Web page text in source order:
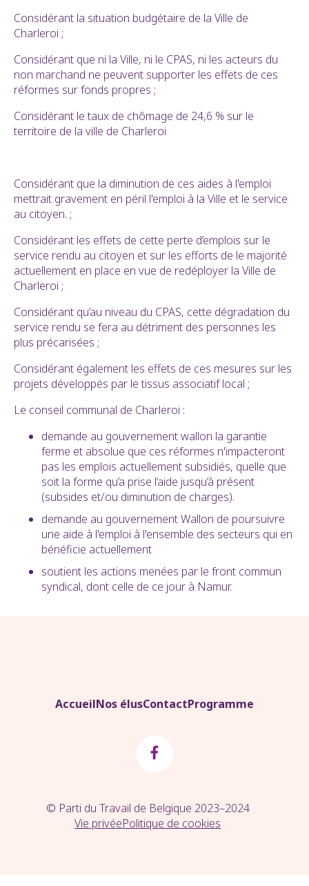
Considérant la situation budgétaire de la Ville de
Charleroi ;
Considérant que ni la Ville, ni le CPAS, ni les acteurs du
non marchand ne peuvent supporter les effets de ces
réformes sur fonds propres ;
Considérant le taux de chômage de 24,6 % sur le
territoire de la ville de Charleroi
Considérant que la diminution de ces aides à l'emploi
mettrait gravement en péril l'emploi à la Ville et le service
au citoyen. ;
Considérant les effets de cette perte d’emplois sur le
service rendu au citoyen et sur les efforts de le majorité
actuellement en place en vue de redéployer la Ville de
Charleroi ;
Considérant qu’au niveau du CPAS, cette dégradation du
service rendu se fera au détriment des personnes les
plus précarisées ;
Considérant également les effets de ces mesures sur les
projets développés par le tissus associatif local ;
Le conseil communal de Charleroi :
demande au gouvernement wallon la garantie
ferme et absolue que ces réformes n'impacteront
pas les emplois actuellement subsidiés, quelle que
soit la forme qu’a prise l’aide jusqu’à présent
(subsides et/ou diminution de charges).
demande au gouvernement Wallon de poursuivre
une aide à l'emploi à l'ensemble des secteurs qui en
bénéficie actuellement
soutient les actions menées par le front commun
syndical, dont celle de ce jour à Namur.
AccueilNos élusContactProgramme
© Parti du Travail de Belgique 2023–2024
Vie privéePolitique de cookies